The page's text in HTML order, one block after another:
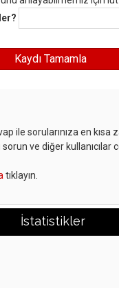
ile sorularınıza en kısa
ve diğer kullanıcılar
tıklayın.
İstatistikler